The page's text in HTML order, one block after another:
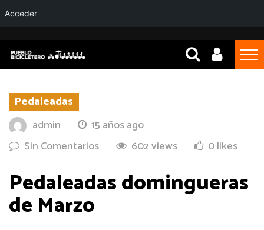
Pedaleadas
admin
15 años ago
Sin Comentarios
602 views 0 likes
Pedaleadas domingueras
de Marzo
Acceder